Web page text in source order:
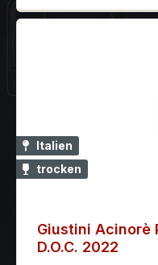
Italien
trocken
Giustini Acinorè
D.O.C. 2022